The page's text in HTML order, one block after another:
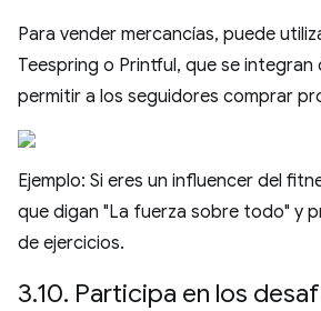
Para vender mercancías, puede
Teespring o Printful, que se
permitir a los seguidores comprar
Ejemplo: Si eres un influencer del
que digan "La fuerza sobre todo" y
de ejercicios.
3.10. Participa en los